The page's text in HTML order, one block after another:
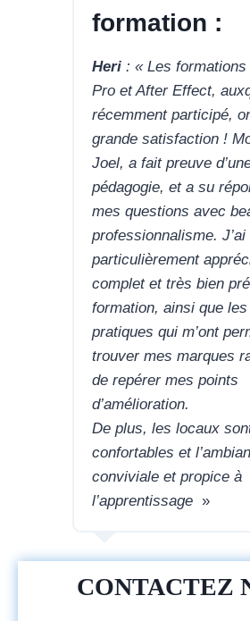
formation :
Heri: « Les formations
Pro et After Effect,
récemment participé,
grande satisfaction !
Joel, a fait preuve
pédagogie, et a su
mes questions avec
professionnalisme. J’ai
particulièrement
complet et très bien
formation, ainsi que
pratiques qui m’ont
trouver mes marques
de repérer mes points
d’amélioration.
De plus, les locaux
confortables et
conviviale et propice à
l’apprentissage»
CONTACTEZ